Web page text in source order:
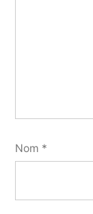
Nom *